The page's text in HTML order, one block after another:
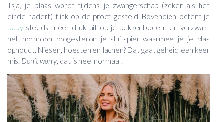
Tsja, je blaas wordt tijdens je zwangerschap (zeker als het
einde nadert) flink op de proef gesteld. Bovendien oefent je
baby steeds meer druk uit op je bekkenbodem en verzwakt
het hormoon progesteron je sluitspier waarmee je je plas
ophoudt. Niesen, hoesten en lachen? Dat gaat geheid een keer
mis. Don’t worry, dat is heel normaal!